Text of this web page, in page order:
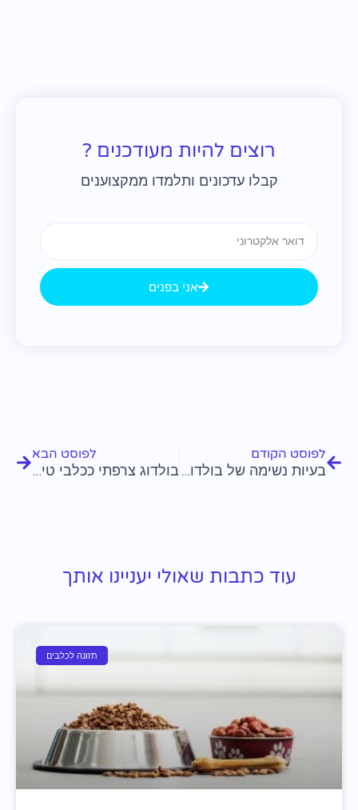
רוצים להיות מעודכנים ?
קבלו עדכונים ותלמדו ממקצוענים
אני בפנים
לפוסט הקודם
בעיות נשימה של בולדוג צרפתי ופתרונות
לפוסט הבא
בולדוג צרפתי ככלבי טיפול
עוד כתבות שאולי יעניינו אותך
תזונה לכלבים